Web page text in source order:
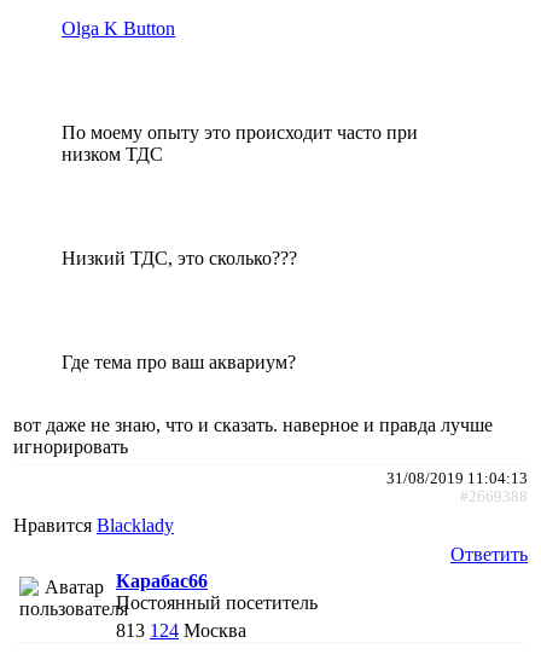
Olga K Button
По моему опыту это происходит часто при
низком ТДС
Низкий ТДС, это сколько???
Где тема про ваш аквариум?
вот даже не знаю, что и сказать. наверное и правда лучше
игнорировать
31/08/2019 11:04:13
#2669388
Нравится Blacklady
Ответить
Карабас66
Постоянный посетитель
813 124 Москва